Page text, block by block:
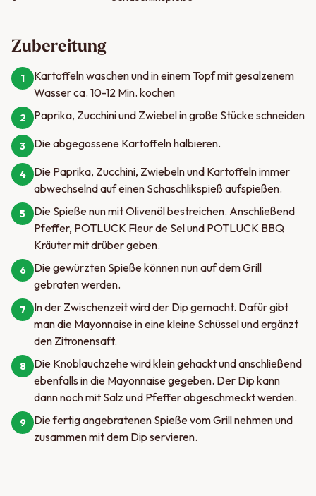
Zubereitung
1
Kartoffeln waschen und in einem Topf mit gesalzenem
Wasser ca. 10-12 Min. kochen
2 Paprika, Zucchini und Zwiebel in große Stücke schneiden
3 Die abgegossene Kartoffeln halbieren.
4
Die Paprika, Zucchini, Zwiebeln und Kartoffeln immer
abwechselnd auf einen Schaschlikspieß aufspießen.
5
Die Spieße nun mit Olivenöl bestreichen. Anschließend
Pfeffer, POTLUCK Fleur de Sel und POTLUCK BBQ
Kräuter mit drüber geben.
6
Die gewürzten Spieße können nun auf dem Grill
gebraten werden.
7
In der Zwischenzeit wird der Dip gemacht. Dafür gibt
man die Mayonnaise in eine kleine Schüssel und ergänzt
den Zitronensaft.
8
Die Knoblauchzehe wird klein gehackt und anschließend
ebenfalls in die Mayonnaise gegeben. Der Dip kann
dann noch mit Salz und Pfeffer abgeschmeckt werden.
9
Die fertig angebratenen Spieße vom Grill nehmen und
zusammen mit dem Dip servieren.